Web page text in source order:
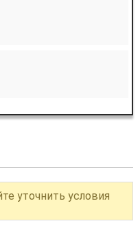
уточнить условия